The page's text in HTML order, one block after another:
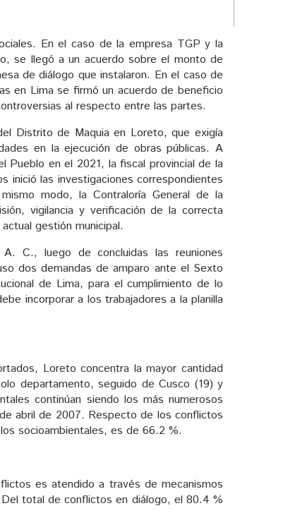
En el caso de la empresa TGP y la
se llegó a un acuerdo sobre el monto de
de diálogo que instalaron. En el caso de
en Lima se firmó un acuerdo de beneficio
al respecto entre las partes.
Distrito de Maquia en Loreto, que exigía
en la ejecución de obras públicas. A
Pueblo en el 2021, la fiscal provincial de la
inició las investigaciones correspondientes
modo, la Contraloría General de la
vigilancia y verificación de la correcta
gestión municipal.
C., luego de concluidas las reuniones
dos demandas de amparo ante el Sexto
de Lima, para el cumplimiento de lo
incorporar a los trabajadores a la planilla
Loreto concentra la mayor cantidad
departamento, seguido de Cusco (19) y
continúan siendo los más numerosos
abril de 2007. Respecto de los conflictos
socioambientales, es de 66.2 %.
es atendido a través de mecanismos
total de conflictos en diálogo, el 80.4 %